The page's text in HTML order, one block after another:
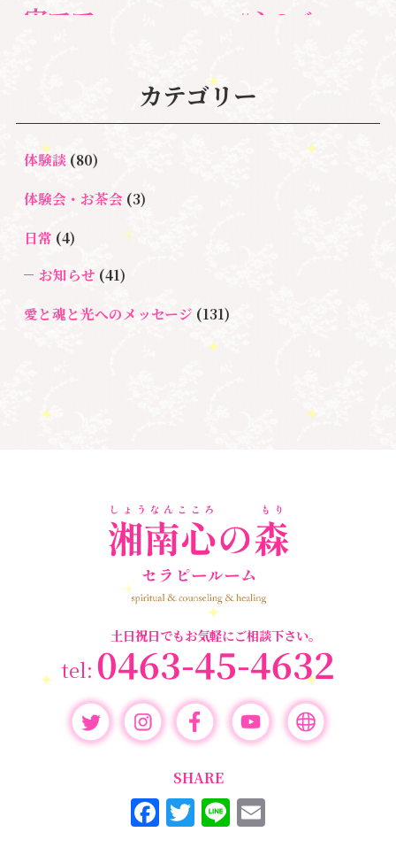
宙ママ
#心のブロッ
#自分と向き合う #自分軸 #親子のトラウマ
心のよりどころ 新着情報
ルカード ＃ハイヤーセルフ
＃マインドブロ
ックバスター
スター養成講座
＃宇宙ママももこ
カテゴリー
体験談(80)
体験会・お茶会(3)
日常 (4)
お知らせ (41)
愛と魂と光へのメッセージ (131)
プ)
(72)
勉強会・セミナー(55)
(17)
土日祝日でもお気軽にご相談下さい。
0463-45-4632
SHARE
F
a
T
w
Li
n